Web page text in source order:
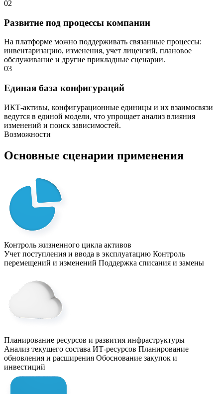
02
Развитие под процессы компании
На платформе можно поддерживать связанные процессы:
инвентаризацию, изменения, учет лицензий, плановое
обслуживание и другие прикладные сценарии.
03
Единая база конфигураций
ИКТ-активы, конфигурационные единицы и их взаимосвязи
ведутся в единой модели, что упрощает анализ влияния
изменений и поиск зависимостей.
Возможности
Основные сценарии применения
Контроль жизненного цикла активов
Учет поступления и ввода в эксплуатацию Контроль
перемещений и изменений Поддержка списания и замены
Планирование ресурсов и развития инфраструктуры
Анализ текущего состава ИТ-ресурсов Планирование
обновления и расширения Обоснование закупок и
инвестиций